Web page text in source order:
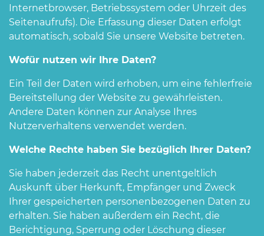
Internetbrowser, Betriebssystem oder Uhrzeit des
Seitenaufrufs). Die Erfassung dieser Daten erfolgt
automatisch, sobald Sie unsere Website betreten.
Wofür nutzen wir Ihre Daten?
Ein Teil der Daten wird erhoben, um eine fehlerfreie
Bereitstellung der Website zu gewährleisten.
Andere Daten können zur Analyse Ihres
Nutzerverhaltens verwendet werden.
Welche Rechte haben Sie bezüglich Ihrer Daten?
Sie haben jederzeit das Recht unentgeltlich
Auskunft über Herkunft, Empfänger und Zweck
Ihrer gespeicherten personenbezogenen Daten zu
erhalten. Sie haben außerdem ein Recht, die
Berichtigung, Sperrung oder Löschung dieser